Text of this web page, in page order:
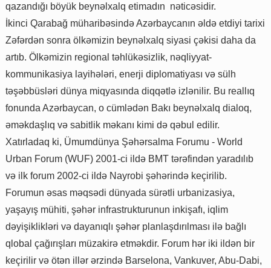
qazandığı böyük beynəlxalq etimadın nəticəsidir.
İkinci Qarabağ müharibəsində Azərbaycanın əldə etdiyi tarixi
Zəfərdən sonra ölkəmizin beynəlxalq siyasi çəkisi daha da
artıb. Ölkəmizin regional təhlükəsizlik, nəqliyyat-
kommunikasiya layihələri, enerji diplomatiyası və sülh
təşəbbüsləri dünya miqyasında diqqətlə izlənilir. Bu reallıq
fonunda Azərbaycan, o cümlədən Bakı beynəlxalq dialoq,
əməkdaşlıq və sabitlik məkanı kimi də qəbul edilir.
Xatırladaq ki, Ümumdünya Şəhərsalma Forumu - World
Urban Forum (WUF) 2001-ci ildə BMT tərəfindən yaradılıb
və ilk forum 2002-ci ildə Nayrobi şəhərində keçirilib.
Forumun əsas məqsədi dünyada sürətli urbanizasiya,
yaşayış mühiti, şəhər infrastrukturunun inkişafı, iqlim
dəyişiklikləri və dayanıqlı şəhər planlaşdırılması ilə bağlı
qlobal çağırışları müzakirə etməkdir. Forum hər iki ildən bir
keçirilir və ötən illər ərzində Barselona, Vankuver, Abu-Dabi,